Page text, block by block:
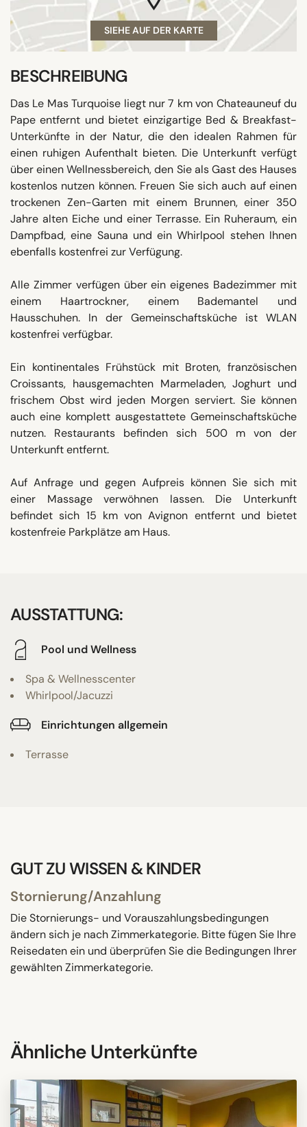
SIEHE AUF DER KARTE
BESCHREIBUNG
Das Le Mas Turquoise liegt nur 7 km von Chateauneuf du
Pape entfernt und bietet einzigartige Bed & Breakfast-
Unterkünfte in der Natur, die den idealen Rahmen für
einen ruhigen Aufenthalt bieten. Die Unterkunft verfügt
über einen Wellnessbereich, den Sie als Gast des Hauses
kostenlos nutzen können. Freuen Sie sich auch auf einen
trockenen Zen-Garten mit einem Brunnen, einer 350
Jahre alten Eiche und einer Terrasse. Ein Ruheraum, ein
Dampfbad, eine Sauna und ein Whirlpool stehen Ihnen
ebenfalls kostenfrei zur Verfügung.
Alle Zimmer verfügen über ein eigenes Badezimmer mit
einem Haartrockner, einem Bademantel und
Hausschuhen. In der Gemeinschaftsküche ist WLAN
kostenfrei verfügbar.
Ein kontinentales Frühstück mit Broten, französischen
Croissants, hausgemachten Marmeladen, Joghurt und
frischem Obst wird jeden Morgen serviert. Sie können
auch eine komplett ausgestattete Gemeinschaftsküche
nutzen. Restaurants befinden sich 500 m von der
Unterkunft entfernt.
Auf Anfrage und gegen Aufpreis können Sie sich mit
einer Massage verwöhnen lassen. Die Unterkunft
befindet sich 15 km von Avignon entfernt und bietet
kostenfreie Parkplätze am Haus.
AUSSTATTUNG:
Pool und Wellness
Spa & Wellnesscenter
Whirlpool/Jacuzzi
Einrichtungen allgemein
Terrasse
GUT ZU WISSEN & KINDER
Stornierung/Anzahlung
Die Stornierungs- und Vorauszahlungsbedingungen
ändern sich je nach Zimmerkategorie. Bitte fügen Sie Ihre
Reisedaten ein und überprüfen Sie die Bedingungen Ihrer
gewählten Zimmerkategorie.
Ähnliche Unterkünfte